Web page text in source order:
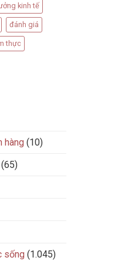
kinh tế
đánh giá
thực
hàng (10)
(65)
sống (1.045)